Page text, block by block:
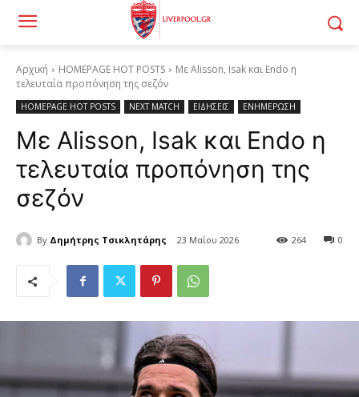
Αρχική HOMEPAGE HOT POSTS
Με Alisson, Isak και Endo η
τελευταία προπόνηση της σεζόν
HOMEPAGE HOT POSTS NEXT MATCH ΕΙΔΗΣΕΙΣ ΕΝΗΜΕΡΩΣΗ
Με Alisson, Isak και Endo η
τελευταία προπόνηση της
σεζόν
By Δημήτρης Τσικλητάρης 23 Μαΐου 2026 0
264